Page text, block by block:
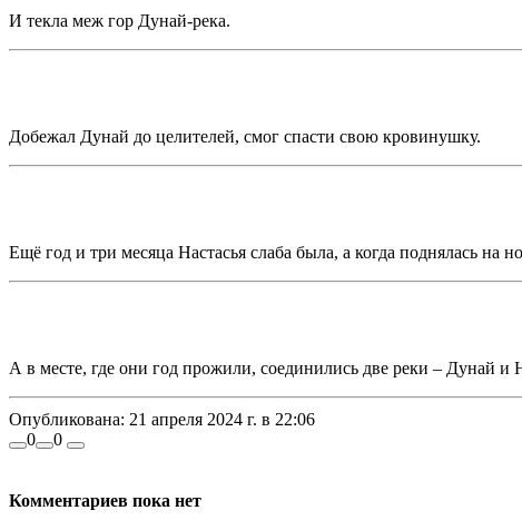
И текла меж гор Дунай-река.
Добежал Дунай до целителей, смог спасти свою кровинушку.
Ещё год и три месяца Настасья слаба была, а когда поднялась
А в месте, где они год прожили, соединились две реки – Дунай и
Опубликована: 21 апреля 2024 г. в 22:06
0
0
Комментариев пока нет